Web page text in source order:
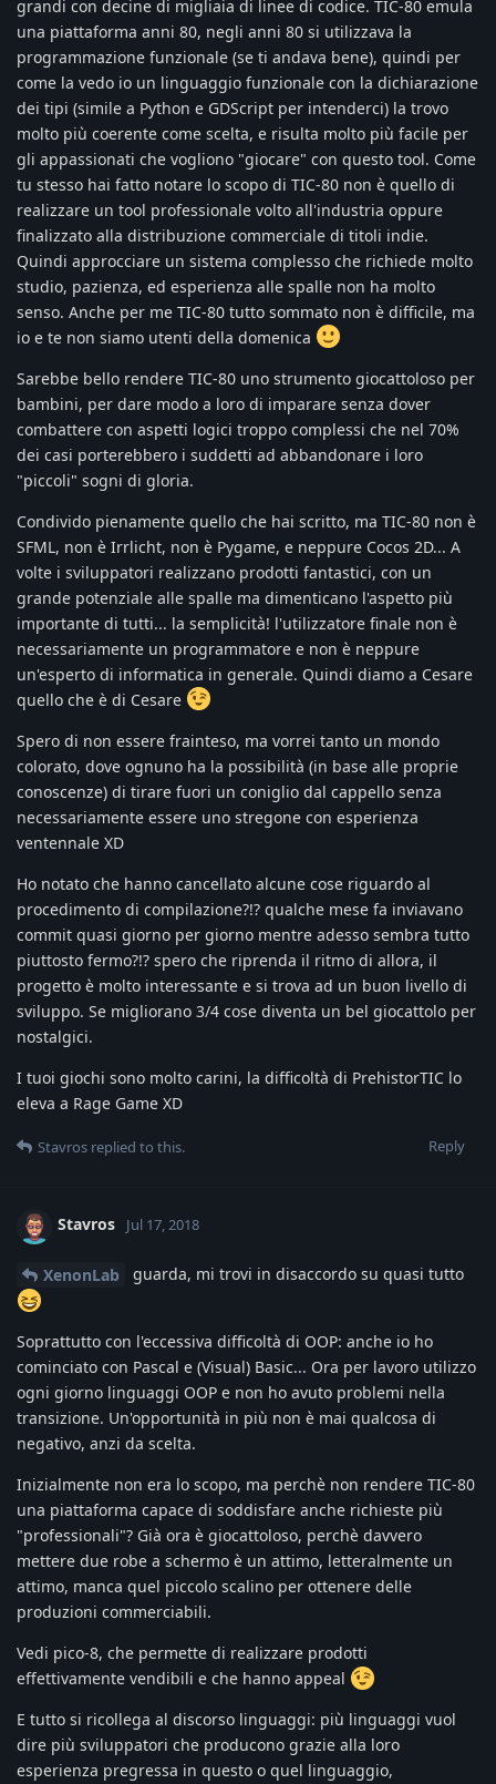
grandi con decine di migliaia di linee di codice. TIC-80 emula
una piattaforma anni 80, negli anni 80 si utilizzava la
programmazione funzionale (se ti andava bene), quindi per
come la vedo io un linguaggio funzionale con la dichiarazione
dei tipi (simile a Python e GDScript per intenderci) la trovo
molto più coerente come scelta, e risulta molto più facile per
gli appassionati che vogliono "giocare" con questo tool. Come
tu stesso hai fatto notare lo scopo di TIC-80 non è quello di
realizzare un tool professionale volto all'industria oppure
finalizzato alla distribuzione commerciale di titoli indie.
Quindi approcciare un sistema complesso che richiede molto
studio, pazienza, ed esperienza alle spalle non ha molto
senso. Anche per me TIC-80 tutto sommato non è difficile, ma
io e te non siamo utenti della domenica
Sarebbe bello rendere TIC-80 uno strumento giocattoloso per
bambini, per dare modo a loro di imparare senza dover
combattere con aspetti logici troppo complessi che nel 70%
dei casi porterebbero i suddetti ad abbandonare i loro
"piccoli" sogni di gloria.
Condivido pienamente quello che hai scritto, ma TIC-80 non è
SFML, non è Irrlicht, non è Pygame, e neppure Cocos 2D... A
volte i sviluppatori realizzano prodotti fantastici, con un
grande potenziale alle spalle ma dimenticano l'aspetto più
importante di tutti... la semplicità! l'utilizzatore finale non è
necessariamente un programmatore e non è neppure
un'esperto di informatica in generale. Quindi diamo a Cesare
quello che è di Cesare
Spero di non essere frainteso, ma vorrei tanto un mondo
colorato, dove ognuno ha la possibilità (in base alle proprie
conoscenze) di tirare fuori un coniglio dal cappello senza
necessariamente essere uno stregone con esperienza
ventennale XD
Ho notato che hanno cancellato alcune cose riguardo al
procedimento di compilazione?!? qualche mese fa inviavano
commit quasi giorno per giorno mentre adesso sembra tutto
piuttosto fermo?!? spero che riprenda il ritmo di allora, il
progetto è molto interessante e si trova ad un buon livello di
sviluppo. Se migliorano 3/4 cose diventa un bel giocattolo per
nostalgici.
I tuoi giochi sono molto carini, la difficoltà di PrehistorTIC lo
eleva a Rage Game XD
Reply
Stavros replied to this.
Stavros Jul 17, 2018
XenonLab guarda, mi trovi in disaccordo su quasi tutto
Soprattutto con l'eccessiva difficoltà di OOP: anche io ho
cominciato con Pascal e (Visual) Basic... Ora per lavoro utilizzo
ogni giorno linguaggi OOP e non ho avuto problemi nella
transizione. Un'opportunità in più non è mai qualcosa di
negativo, anzi da scelta.
Inizialmente non era lo scopo, ma perchè non rendere TIC-80
una piattaforma capace di soddisfare anche richieste più
"professionali"? Già ora è giocattoloso, perchè davvero
mettere due robe a schermo è un attimo, letteralmente un
attimo, manca quel piccolo scalino per ottenere delle
produzioni commerciabili.
Vedi pico-8, che permette di realizzare prodotti
effettivamente vendibili e che hanno appeal
E tutto si ricollega al discorso linguaggi: più linguaggi vuol
dire più sviluppatori che producono grazie alla loro
esperienza pregressa in questo o quel linguaggio,